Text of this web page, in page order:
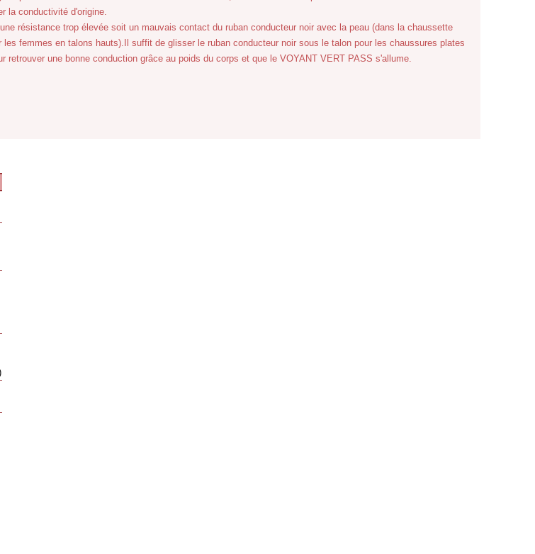
la conductivité d'origine.
résistance trop élevée soit un mauvais contact du ruban conducteur noir avec la peau (dans la chaussette
femmes en talons hauts).Il suffit de glisser le ruban conducteur noir sous le talon pour les chaussures plates
retrouver une bonne conduction grâce au poids du corps et que le VOYANT VERT PASS s'allume.